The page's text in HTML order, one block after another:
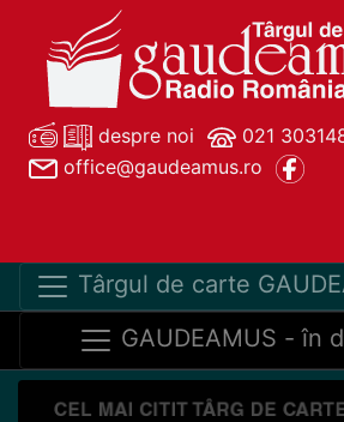
despre noi
021
office@gaudeamus.ro
Târgul de carte
GAUDEAMUS - în